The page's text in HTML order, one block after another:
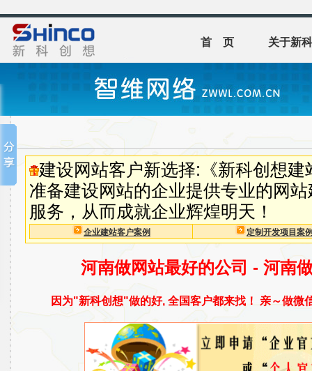
首 页 关于新
建设网站客户新选择:《新科创想
准备建设网站的企业提供专业的网
服务，从而成就企业辉煌明天！
企业建站客户案例 定制开发项目案
河南做网站最好的公司 - 河南
因为"新科创想"做的好, 全国客户都来找！ 亲～做微